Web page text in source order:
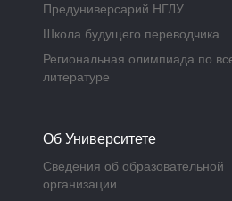
Предуниверсарий НГЛУ
Школа будущего переводчика
Региональная олимпиада по
литературе
Об Университете
Сведения об образовательной
организации